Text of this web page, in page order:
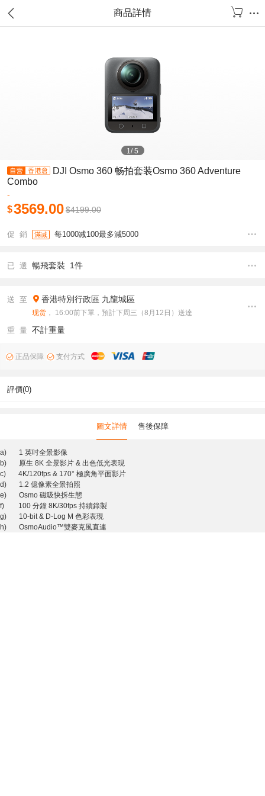
商品詳情
1/5
DJI Osmo 360 畅拍套装Osmo 360 Adventure
Combo
-
$3569.00$4199.00
促 銷 滿减 每1000减100最多減5000
已 選 暢飛套裝 1件
送 至 香港特別行政區 九龍城區
现货 ， 16:00前下單，預計下周三（8月12日）送達
重 量 不計重量
正品保障 支付方式
評價(0)
圖文詳情 售後保障
a) 1 英吋全景影像
b) 原生 8K 全景影片 & 出色低光表現
c) 4K/120fps & 170° 極廣角平面影片
d) 1.2 億像素全景拍照
e) Osmo 磁吸快拆生態
f) 100 分鐘 8K/30fps 持續錄製
g) 10-bit & D-Log M 色彩表現
h) OsmoAudio™雙麥克風直連